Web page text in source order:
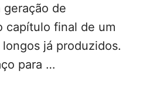
geração de
capítulo final de um
já produzidos.
para …